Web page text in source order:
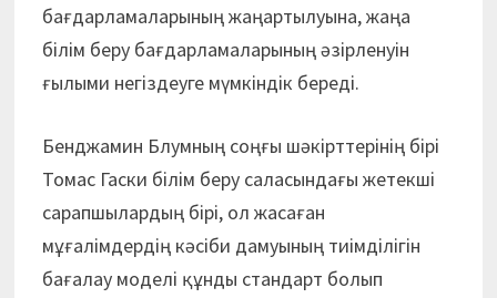
бағдарламаларының жаңартылуына, жаңа
білім беру бағдарламаларының әзірленуін
ғылыми негіздеуге мүмкіндік береді.
Бенджамин Блумның соңғы шәкірттерінің бірі
Томас Гаски білім беру саласындағы жетекші
сарапшылардың бірі, ол жасаған
мұғалімдердің кәсіби дамуының тиімділігін
бағалау моделі құнды стандарт болып